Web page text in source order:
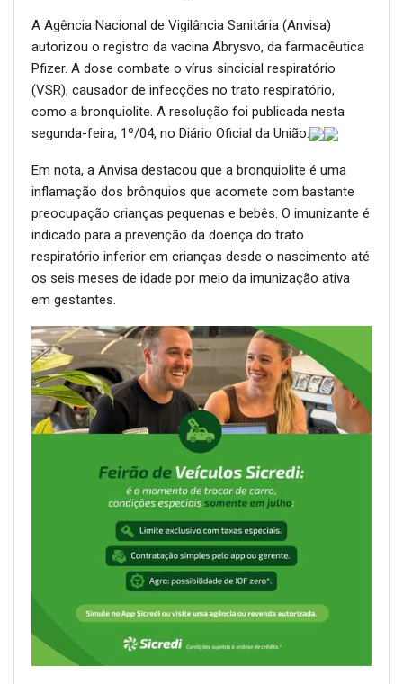
A Agência Nacional de Vigilância Sanitária (Anvisa)
autorizou o registro da vacina Abrysvo, da farmacêutica
Pfizer. A dose combate o vírus sincicial respiratório
(VSR), causador de infecções no trato respiratório,
como a bronquiolite. A resolução foi publicada nesta
segunda-feira, 1º/04, no Diário Oficial da União.
Em nota, a Anvisa destacou que a bronquiolite é uma
inflamação dos brônquios que acomete com bastante
preocupação crianças pequenas e bebês. O imunizante é
indicado para a prevenção da doença do trato
respiratório inferior em crianças desde o nascimento até
os seis meses de idade por meio da imunização ativa
em gestantes.